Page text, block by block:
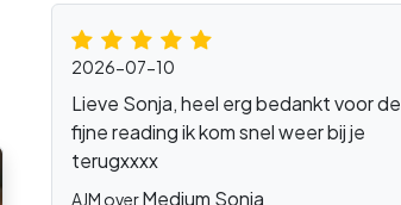
2026-07-10
Lieve Sonja, heel erg bedankt voor de
fijne reading ik kom snel weer bij je
terugxxxx
AJM overMedium Sonja